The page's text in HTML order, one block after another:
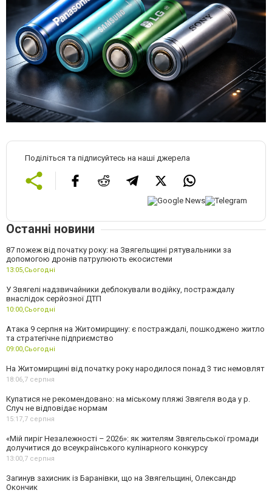
Поділіться та підписуйтесь на наші джерела
Останні новини
87 пожеж від початку року: на Звягельщині рятувальники за
допомогою дронів патрулюють екосистеми
13:05,Сьогодні
У Звягелі надзвичайники деблокували водійку, постраждалу
внаслідок серйозної ДТП
10:00,Сьогодні
Атака 9 серпня на Житомирщину: є постраждалі, пошкоджено житло
та стратегічне підприємство
09:00,Сьогодні
На Житомирщині від початку року народилося понад 3 тис немовлят
18:06,7 серпня
Купатися не рекомендовано: на міському пляжі Звягеля вода у р.
Случ не відповідає нормам
15:17,7 серпня
«Мій пиріг Незалежності – 2026»: як жителям Звягельської громади
долучитися до всеукраїнського кулінарного конкурсу
13:00,7 серпня
Загинув захисник із Баранівки, що на Звягельщині, Олександр
Окончик